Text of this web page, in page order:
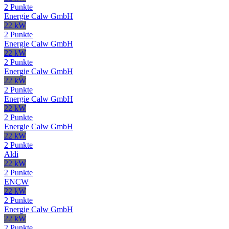
2 Punkte
Energie Calw GmbH
22 kW
2 Punkte
Energie Calw GmbH
22 kW
2 Punkte
Energie Calw GmbH
22 kW
2 Punkte
Energie Calw GmbH
22 kW
2 Punkte
Energie Calw GmbH
22 kW
2 Punkte
Aldi
22 kW
2 Punkte
ENCW
22 kW
2 Punkte
Energie Calw GmbH
22 kW